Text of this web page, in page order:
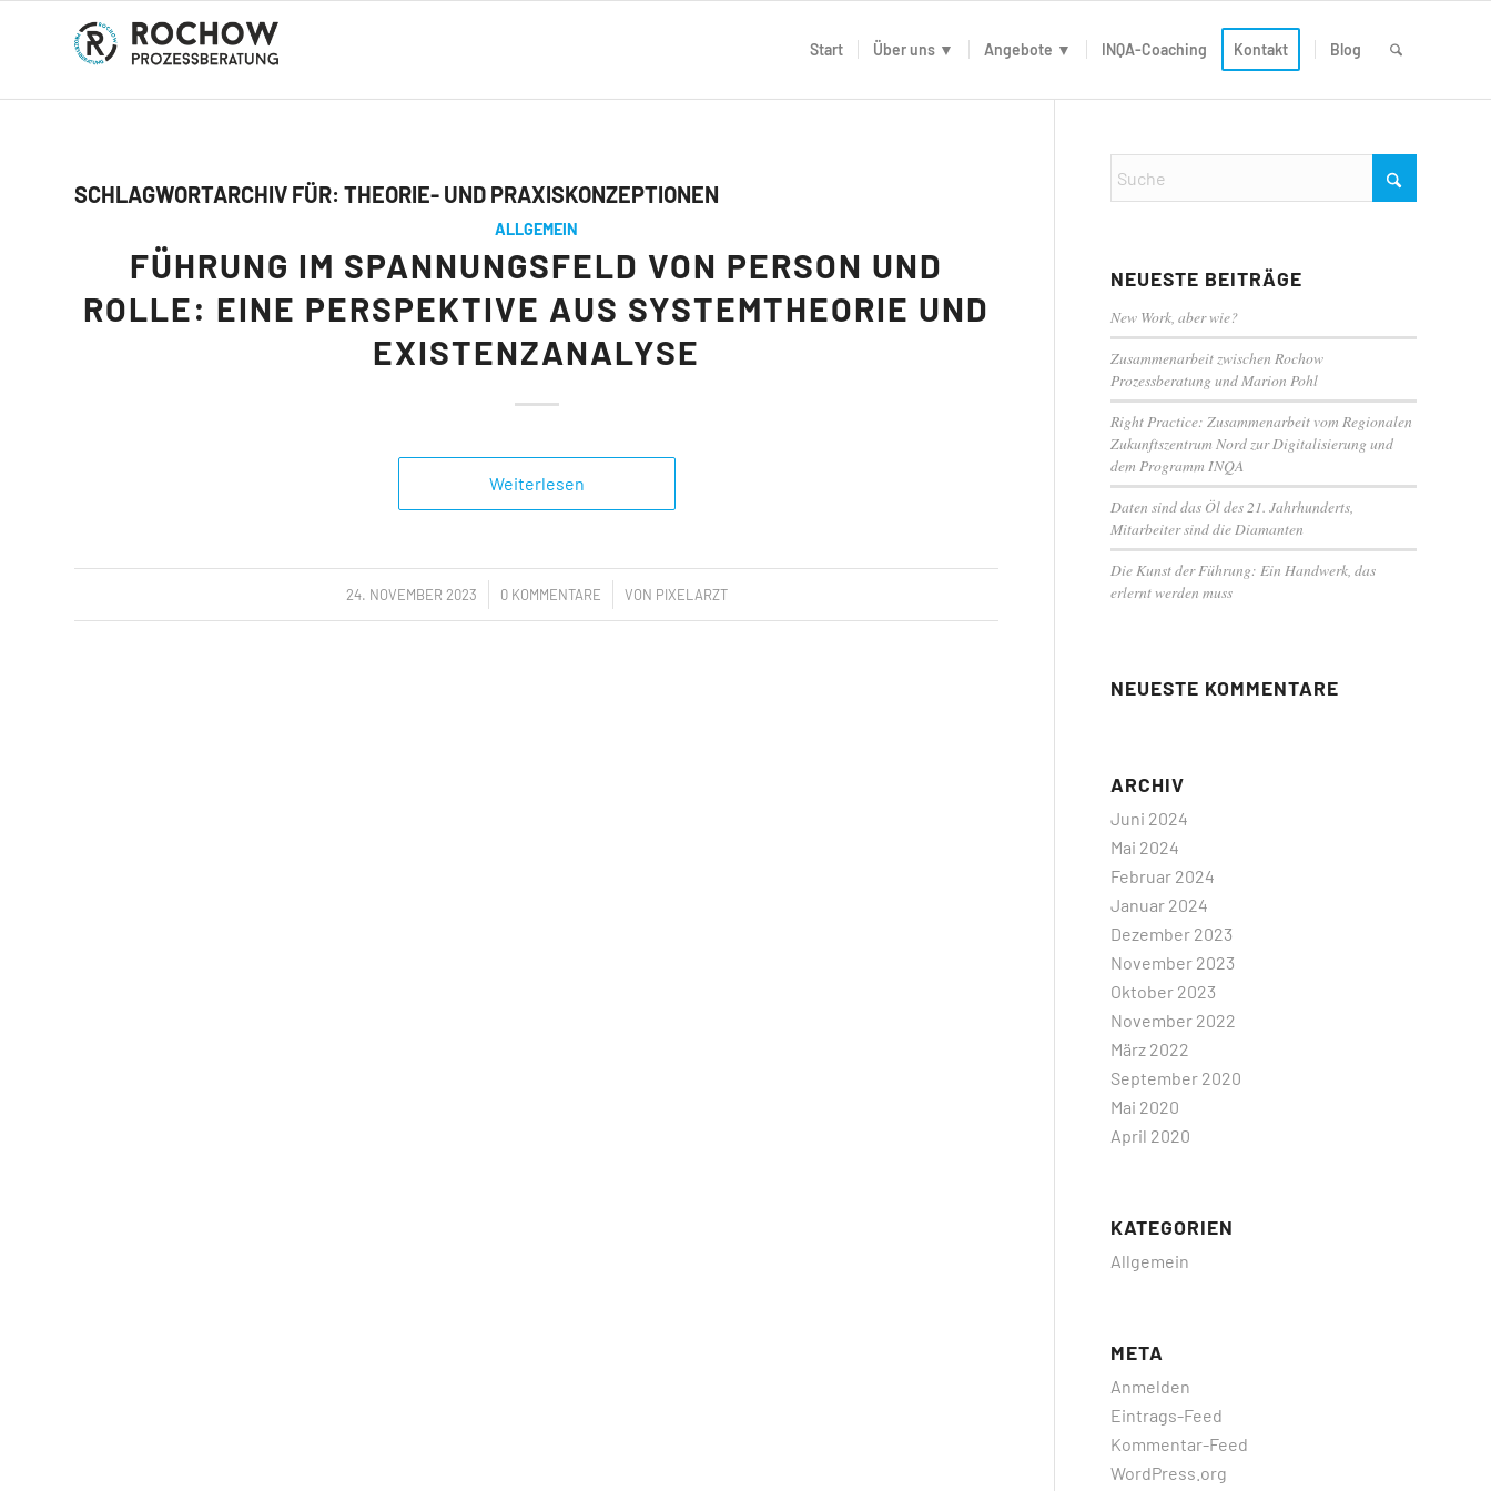
Start Über uns ▼ Angebote ▼ INQA-Coaching Kontakt Blog
SCHLAGWORTARCHIV FÜR: THEORIE- UND PRAXISKONZEPTIONEN
ALLGEMEIN
FÜHRUNG IM SPANNUNGSFELD VON PERSON UND
ROLLE: EINE PERSPEKTIVE AUS SYSTEMTHEORIE UND
EXISTENZANALYSE
Weiterlesen
24. NOVEMBER 2023
/ 0 KOMMENTARE
/ VON PIXELARZT
NEUESTE BEITRÄGE
New Work, aber wie?
Zusammenarbeit zwischen Rochow
Prozessberatung und Marion Pohl
Right Practice: Zusammenarbeit vom Regionalen
Zukunftszentrum Nord zur Digitalisierung und
dem Programm INQA
Daten sind das Öl des 21. Jahrhunderts,
Mitarbeiter sind die Diamanten
Die Kunst der Führung: Ein Handwerk, das
erlernt werden muss
NEUESTE KOMMENTARE
ARCHIV
Juni 2024
Mai 2024
Februar 2024
Januar 2024
Dezember 2023
November 2023
Oktober 2023
November 2022
März 2022
September 2020
Mai 2020
April 2020
KATEGORIEN
Allgemein
META
Anmelden
Eintrags-Feed
Kommentar-Feed
WordPress.org